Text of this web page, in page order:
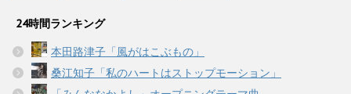
24時間ランキング
本田路津子「風がはこぶもの」
桑江知子「私のハートはストップモーション」